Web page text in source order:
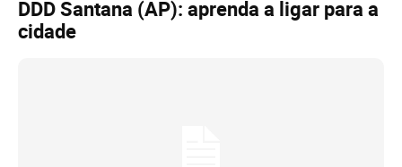
DDD Santana (AP): aprenda a ligar para a
cidade